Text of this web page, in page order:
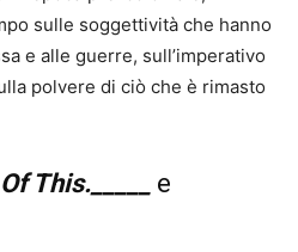
sulle soggettività che hanno
e alle guerre, sull’imperativo
polvere di ciò che è rimasto
This._____
e